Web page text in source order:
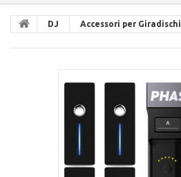
DJ Accessori per Giradischi